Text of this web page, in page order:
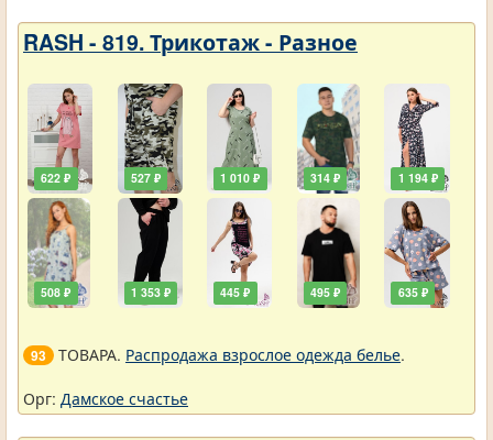
RASH - 819. Трикотаж - Разное
622 ₽
508 ₽
527 ₽
1 353 ₽
1 010 ₽
445 ₽
314 ₽
495 ₽
1 194 ₽
635 ₽
93 ТОВАРА. Распродажа взрослое одежда белье.
Орг: Дамское счастье